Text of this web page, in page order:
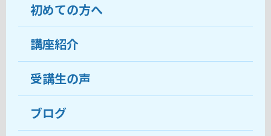
教室について
受講生の声
おすすめ・人気の講座
目的から講座を探す
初めての方へ
ココがおすすめ
料金
受講までの流れ
講座紹介
受講生の声
ブログ